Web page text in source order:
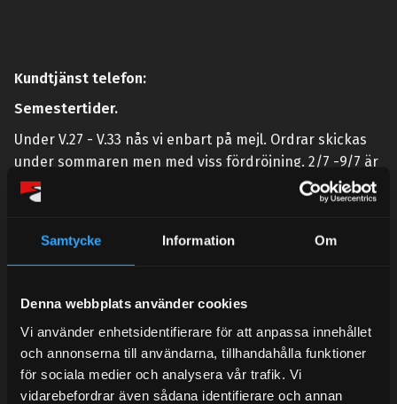
Samtycke Information Om
Denna webbplats använder cookies
Vi använder enhetsidentifierare för att anpassa innehållet
och annonserna till användarna, tillhandahålla funktioner
för sociala medier och analysera vår trafik. Vi
vidarebefordrar även sådana identifierare och annan
Kundtjänst telefon:
Semestertider.
Under V.27 - V.33 nås vi enbart på mejl. Ordrar skickas
under sommaren men med viss fördröjning. 2/7 -9/7 är
det helt stängt.
Mån-Tors: 10:30-15:00
Lunchstängt 12:00-13:00
info@streetperformance.se